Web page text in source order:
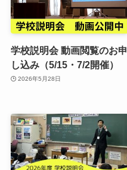
学校説明会 動画閲覧のお申
し込み（5/15・7/2開催）
2026年5月28日